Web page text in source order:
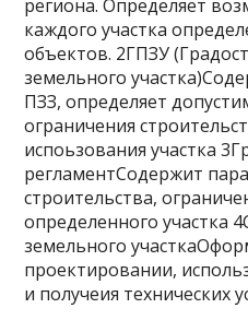
региона. Определяет
каждого участка
объектов. 2ГПЗУ
земельного
ПЗЗ, определяет
ограничения
испоьзования участка
регламентСодержит
строительства,
определенного участка
земельного
проектировании,
и получеия технических